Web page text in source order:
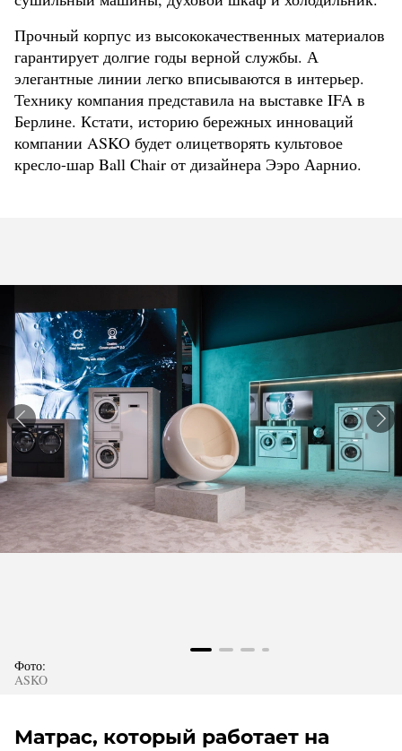
Прочный корпус из высококачественных материалов
гарантирует долгие годы верной службы. А
элегантные линии легко вписываются в интерьер.
Технику компания представила на выставке IFA в
Берлине. Кстати, историю бережных инноваций
компании ASKO будет олицетворять культовое
кресло-шар Ball Chair от дизайнера Ээро Аарнио.
Фото:
ASKO
Матрас, который работает на